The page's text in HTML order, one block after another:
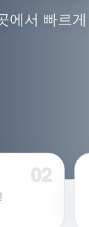
에서 빠르게